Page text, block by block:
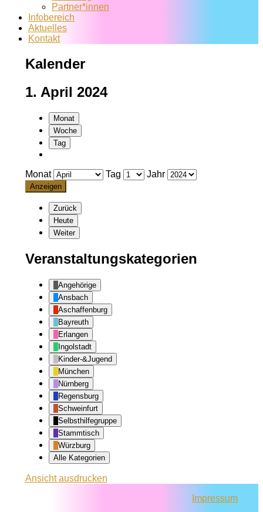
Partner*innen
Infobereich
Aktuelles
Kontakt
Kalender
1. April 2024
Monat
Woche
Tag
Monat Tag Jahr
Zurück
Heute
Weiter
Veranstaltungskategorien
Angehörige
Ansbach
Aschaffenburg
Bayreuth
Erlangen
Ingolstadt
Kinder-&Jugend
München
Nürnberg
Regensburg
Schweinfurt
Selbsthilfegruppe
Stammtisch
Würzburg
Alle Kategorien
Ansichtausdrucken
Impressum